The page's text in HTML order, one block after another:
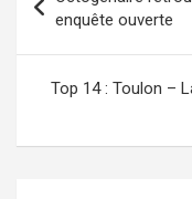
de
l’article
enquête ouverte
Top 14 : Toulon –